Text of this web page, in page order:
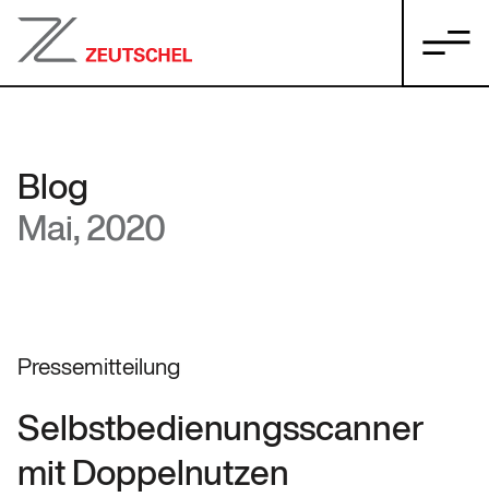
Blog
Mai, 2020
Pressemitteilung
Selbstbedienungsscanner
mit Doppelnutzen